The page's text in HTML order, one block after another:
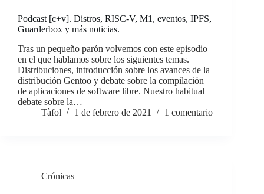
Podcast [c+v]. Distros, RISC-V, M1, eventos, IPFS,
Guarderbox y más noticias.
Tras un pequeño parón volvemos con este episodio
en el que hablamos sobre los siguientes temas.
Distribuciones, introducción sobre los avances de la
distribución Gentoo y debate sobre la compilación
de aplicaciones de software libre. Nuestro habitual
debate sobre la…
Tàfol
1 de febrero de 2021 1 comentario
Crónicas